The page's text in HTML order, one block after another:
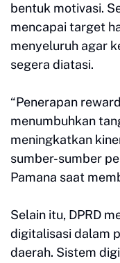
bentuk motivasi.
mencapai target
menyeluruh agar
segera diatasi.
“Penerapan
menumbuhkan
meningkatkan
sumber-sumber
Pamana saat
Selain itu, DPRD
digitalisasi dalam
daerah. Sistem